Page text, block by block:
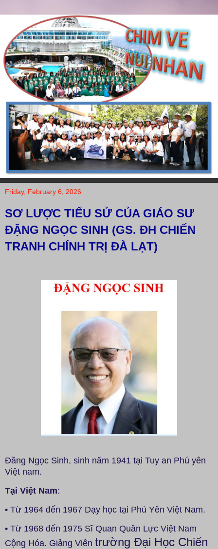
Friday, February 6, 2026
SƠ LƯỢC TIỂU SỬ CỦA GIÁO SƯ
ĐẶNG NGỌC SINH (GS. ĐH CHIẾN
TRANH CHÍNH TRỊ ĐÀ LẠT)
Đăng Ngọc Sinh, sinh năm 1941 tại Tuy an Phú yên
Việt nam.
Tại Việt Nam:
• Từ 1964 đến 1967 Dạy học tại Phú Yên Việt Nam.
• Từ 1968 đến 1975 Sĩ Quan Quân Lực Việt Nam
Cộng Hóa. Giảng Viên trường Đại Học Chiến